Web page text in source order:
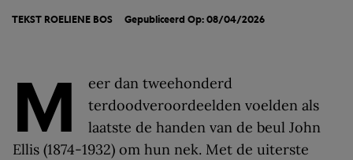
TEKST ROELIENE BOS Gepubliceerd Op: 08/04/2026
M
eer dan tweehonderd
terdoodveroordeelden voelden als
laatste de handen van de beul John
Ellis (1874-1932) om hun nek. Met de uiterste